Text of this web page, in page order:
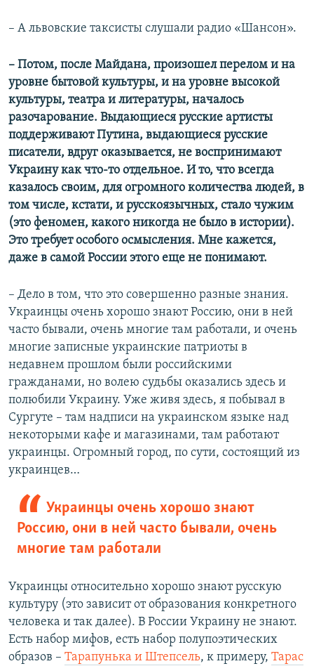
–​ А львовские таксисты слушали радио «Шансон».
–​ Потом, после Майдана, произошел перелом и на
уровне бытовой культуры, и на уровне высокой
культуры, театра и литературы, началось
разочарование. Выдающиеся русские артисты
поддерживают Путина, выдающиеся русские
писатели, вдруг оказывается, не воспринимают
Украину как что-то отдельное. И то, что всегда
казалось своим, для огромного количества людей, в
том числе, кстати, и русскоязычных, стало чужим
(это феномен, какого никогда не было в истории).
Это требует особого осмысления. Мне кажется,
даже в самой России этого еще не понимают.
–​ Дело в том, что это совершенно разные знания.
Украинцы очень хорошо знают Россию, они в ней
часто бывали, очень многие там работали, и очень
многие записные украинские патриоты в
недавнем прошлом были российскими
гражданами, но волею судьбы оказались здесь и
полюбили Украину. Уже живя здесь, я побывал в
Сургуте – там надписи на украинском языке над
некоторыми кафе и магазинами, там работают
украинцы. Огромный город, по сути, состоящий из
украинцев…
Украинцы очень хорошо знают
Россию, они в ней часто бывали, очень
многие там работали
Украинцы относительно хорошо знают русскую
культуру (это зависит от образования конкретного
человека и так далее). В России Украину не знают.
Есть набор мифов, есть набор полупоэтических
образов – Тарапунька и Штепсель, к примеру, Тарас